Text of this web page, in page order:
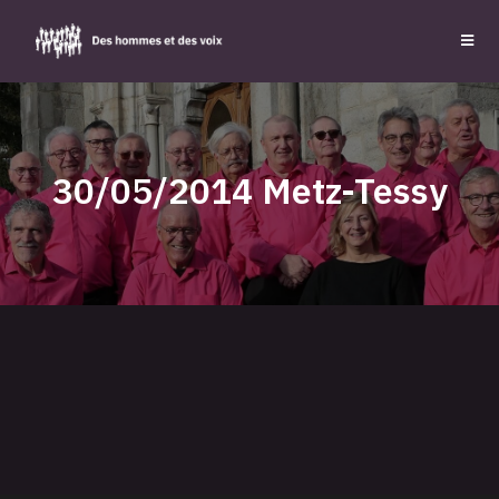
30/05/2014 Metz-Tessy